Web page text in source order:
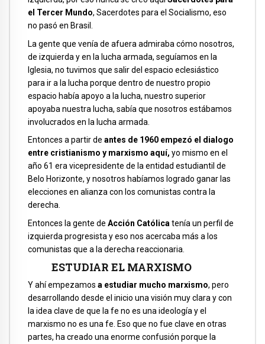
el Tercer Mundo, Sacerdotes para el Socialismo, eso
no pasó en Brasil.
La gente que venía de afuera admiraba cómo nosotros,
de izquierda y en la lucha armada, seguíamos en la
Iglesia, no tuvimos que salir del espacio eclesiástico
para ir a la lucha porque dentro de nuestro propio
espacio había apoyo a la lucha, nuestro superior
apoyaba nuestra lucha, sabía que nosotros estábamos
involucrados en la lucha armada.
Entonces a partir de antes de 1960 empezó el dialogo
entre cristianismo y marxismo aquí, yo mismo en el
año 61 era vicepresidente de la entidad estudiantil de
Belo Horizonte, y nosotros habíamos logrado ganar las
elecciones en alianza con los comunistas contra la
derecha.
Entonces la gente de Acción Católica tenía un perfil de
izquierda progresista y eso nos acercaba más a los
comunistas que a la derecha reaccionaria.
ESTUDIAR EL MARXISMO
Y ahí empezamos a estudiar mucho marxismo, pero
desarrollando desde el inicio una visión muy clara y con
la idea clave de que la fe no es una ideología y el
marxismo no es una fe. Eso que no fue clave en otras
partes, ha creado una enorme confusión porque la